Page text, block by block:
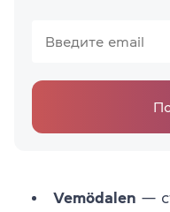
Vemödalen —